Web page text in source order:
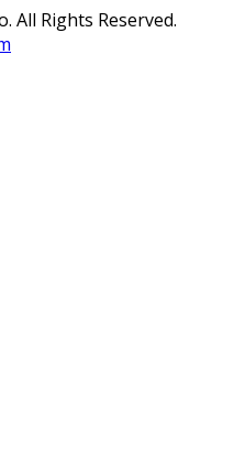
All Rights Reserved.